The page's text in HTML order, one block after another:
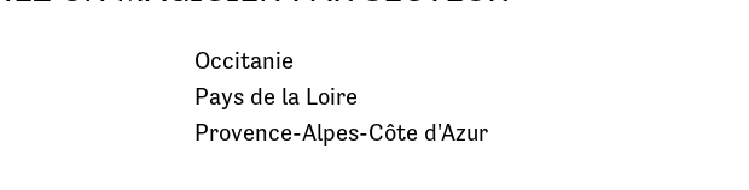
Occitanie
Pays de la Loire
Provence-Alpes-Côte d'Azur